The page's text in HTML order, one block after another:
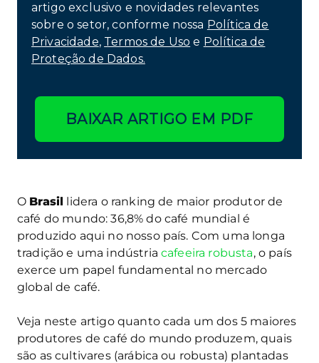
artigo exclusivo e novidades relevantes
sobre o setor, conforme nossa Política de
Privacidade, Termos de Uso e Política de
Proteção de Dados.
BAIXAR ARTIGO EM PDF
O Brasil lidera o ranking de maior produtor de
café do mundo: 36,8% do café mundial é
produzido aqui no nosso país. Com uma longa
tradição e uma indústriacafeeira robusta, o país
exerce um papel fundamental no mercado
global de café.
Veja neste artigo quanto cada um dos 5 maiores
produtores de café do mundo produzem, quais
são as cultivares (arábica ou robusta) plantadas